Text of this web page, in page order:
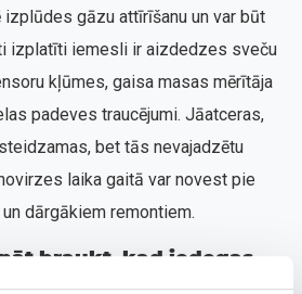
gāzu attīrīšanu un var būt
izplatīti iemesli ir aizdedzes sveču
kļūmes, gaisa masas mērītāja
padeves traucējumi. Jāatceras,
bet tās nevajadzētu
laika gaitā var novest pie
dārgākiem remontiem.
braukt, kad iedegas